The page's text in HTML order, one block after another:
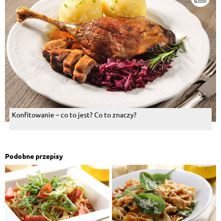
Konfitowanie – co to jest? Co to znaczy?
Podobne przepisy